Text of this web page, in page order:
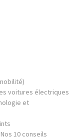
voitures électriques
et
10 conseils